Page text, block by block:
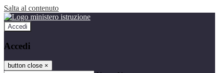
Salta al contenuto
Accedi
Accedi
button close ×